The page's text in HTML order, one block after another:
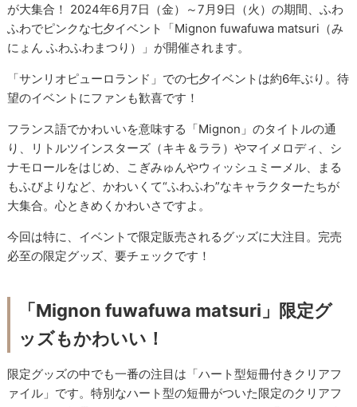
が大集合！ 2024年6月7日（金）～7月9日（火）の期間、ふわ
ふわでピンクな七夕イベント「Mignon fuwafuwa matsuri（み
にょん ふわふわまつり）」が開催されます。
「サンリオピューロランド」での七夕イベントは約6年ぶり。待
望のイベントにファンも歓喜です！
フランス語でかわいいを意味する「Mignon」のタイトルの通
り、リトルツインスターズ（キキ＆ララ）やマイメロディ、シ
ナモロールをはじめ、こぎみゅんやウィッシュミーメル、まる
もふびよりなど、かわいくて“ふわふわ”なキャラクターたちが
大集合。心ときめくかわいさですよ。
今回は特に、イベントで限定販売されるグッズに大注目。完売
必至の限定グッズ、要チェックです！
「Mignon fuwafuwa matsuri」限定グ
ッズもかわいい！
限定グッズの中でも一番の注目は「ハート型短冊付きクリアフ
ァイル」です。特別なハート型の短冊がついた限定のクリアフ